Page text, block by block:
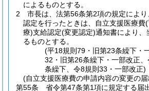
によるものとする。
2
市長は、法第56条第2項の規定によ
認定を行ったときは、自立支援医療費(
療)支給認定(変更認定)通知書により、
るものとする。
(平18規則79・旧第23条繰下・
32・旧第26条繰下・一部改正
条繰下、令8規則33・一部改正)
(自立支援医療費の申請内容の変更の
第55条
省令第47条第1項に規定する届